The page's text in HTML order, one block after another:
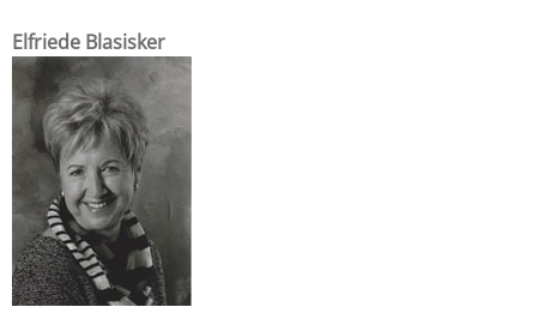
Elfriede Blasisker